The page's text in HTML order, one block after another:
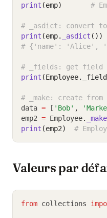
print (emp) #
# _asdict: convert
print (emp. _asdict ())
# {'name': 'Alice',
# _fields: get field
print
# _make: create
data = [ 'Bob' ,
emp2 = Employee. _make
print (emp2) #
Valeurs par
from collections